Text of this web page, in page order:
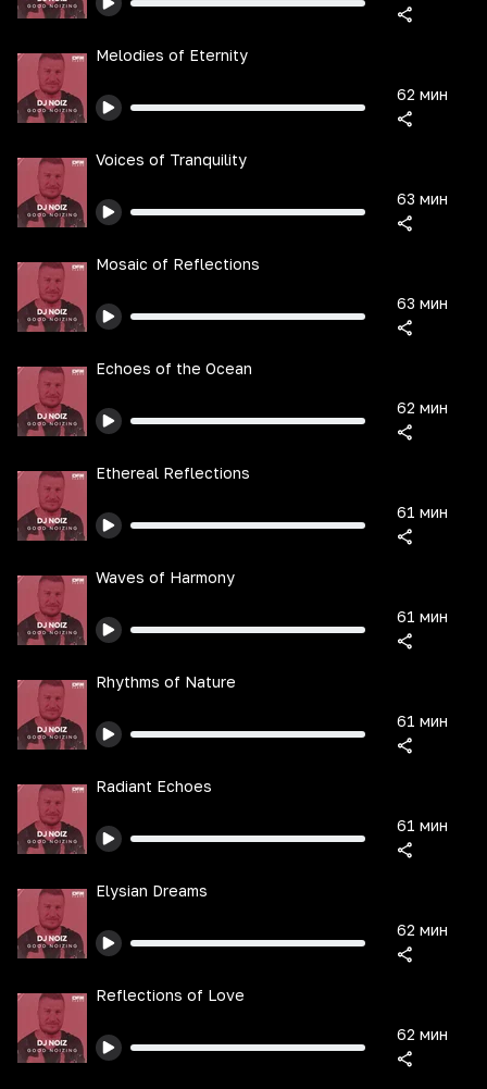
Melodies of Eternity
62 мин
Voices of Tranquility
63 мин
Mosaic of Reflections
63 мин
Echoes of the Ocean
62 мин
Ethereal Reflections
61 мин
Waves of Harmony
61 мин
Rhythms of Nature
61 мин
Radiant Echoes
61 мин
Elysian Dreams
62 мин
Reflections of Love
62 мин